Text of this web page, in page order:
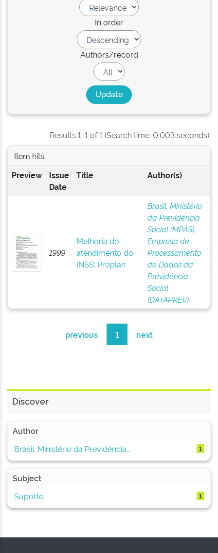
In order
Authors/record
Results 1-1 of 1 (Search time: 0.003 seconds).
Item hits:
Preview
Issue
Date
Title Author(s)
1999
Melhoria do
atendimento do
INSS: Proplan
Brasil. Ministério
da Previdência
Social (MPAS).
Empresa de
Processamento
de Dados da
Previdência
Social
(DATAPREV)
previous 1 next
Discover
Author
Brasil. Ministério da Previdência...
1
Subject
Suporte
1